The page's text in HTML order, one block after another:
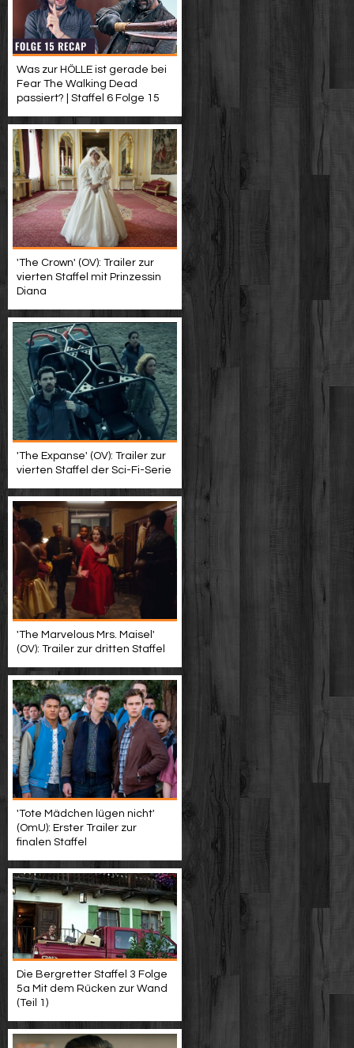
Was zur HÖLLE ist gerade bei
Fear The Walking Dead
passiert? | Staffel 6 Folge 15
'The Crown' (OV): Trailer zur
vierten Staffel mit Prinzessin
Diana
'The Expanse' (OV): Trailer zur
vierten Staffel der Sci-Fi-Serie
'The Marvelous Mrs. Maisel'
(OV): Trailer zur dritten Staffel
'Tote Mädchen lügen nicht'
(OmU): Erster Trailer zur
finalen Staffel
Die Bergretter Staffel 3 Folge
5a Mit dem Rücken zur Wand
(Teil 1)